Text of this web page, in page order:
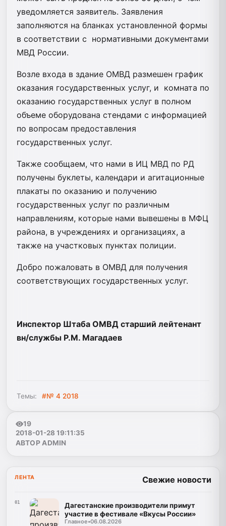
уведомляется заявитель. Заявления
заполняются на бланках установленной формы
в соответствии с нормативными документами
МВД России.
Возле входа в здание ОМВД размешен график
оказания государственных услуг, и комната по
оказанию государственных услуг в полном
объеме оборудована стендами с информацией
по вопросам предоставления
государственных услуг.
Также сообщаем, что нами в ИЦ МВД по РД
получены буклеты, календари и агитационные
плакаты по оказанию и получению
государственных услуг по различным
направлениям, которые нами вывешены в МФЦ
района, в учреждениях и организациях, а
также на участковых пунктах полиции.
Добро пожаловать в ОМВД для получения
соответствующих государственных услуг.
Инспектор Штаба ОМВД старший лейтенант
вн/службы Р.М. Магадаев
Темы: #№ 4 2018
19
2018-01-28 19:11:35
АВТОР ADMIN
ЛЕНТА Свежие новости
01
Дагестанские производители примут
участие в фестивале «Вкусы России»
Главное•06.08.2026